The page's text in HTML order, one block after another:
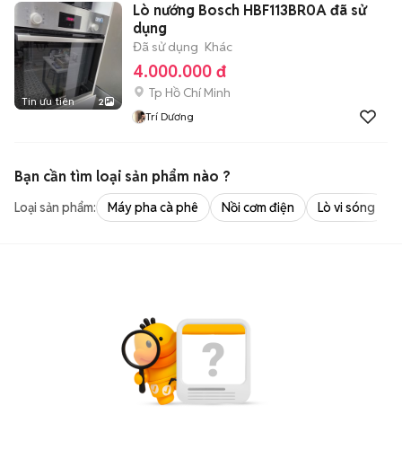
Tin ưu tiên 2
Lò nướng Bosch HBF113BR0A đã sử
dụng
Đã sử dụng Khác
4.000.000 đ
Tp Hồ Chí Minh
Trí Dương
Bạn cần tìm loại sản phẩm nào ?
Loại sản phẩm: Máy pha cà phê Nồi cơm điện Lò vi sóng